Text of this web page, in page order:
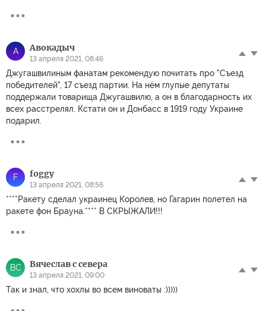
А Авокадыч
13 апреля 2021, 08:46
Джугашвилиным фанатам рекомендую почитать про "Съезд
победителей", 17 съезд партии. На нём глупые депутаты
поддержали товарища Джугашвилю, а он в благодарность их
всех расстрелял. Кстати он и Донбасс в 1919 году Украине
подарил.
F foggy
13 апреля 2021, 08:56
****Ракету сделал украинец Королев, но Гагарин полетел на
ракете фон Брауна.**** В СКРЫЖАЛИ!!!
ВС Вячеслав с севера
13 апреля 2021, 09:00
Так и знал, что хохлы во всем виноваты :)))))